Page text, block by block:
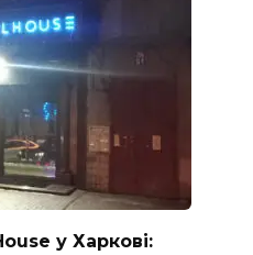
у Харкові: